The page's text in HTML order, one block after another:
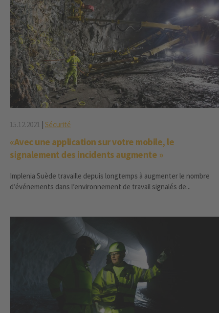
15.12.2021 | Sécurité
«Avec une application sur votre mobile, le
signalement des incidents augmente »
Implenia Suède travaille depuis longtemps à augmenter le nombre
d’événements dans l’environnement de travail signalés de...